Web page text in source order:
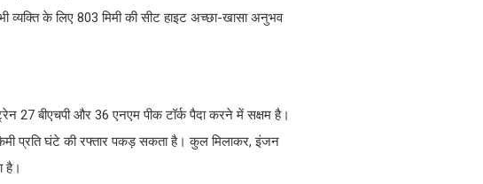
के लिए 803 मिमी की सीट हाइट अच्छा-खासा अनुभव
27 बीएचपी और 36 एनएम पीक टॉर्क पैदा करने में सक्षम है।
प्रति घंटे की रफ्तार पकड़ सकता है। कुल मिलाकर, इंजन
है।